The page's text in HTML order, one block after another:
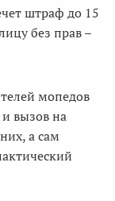
штраф до 15
без прав –
мопедов
вызов на
а сам